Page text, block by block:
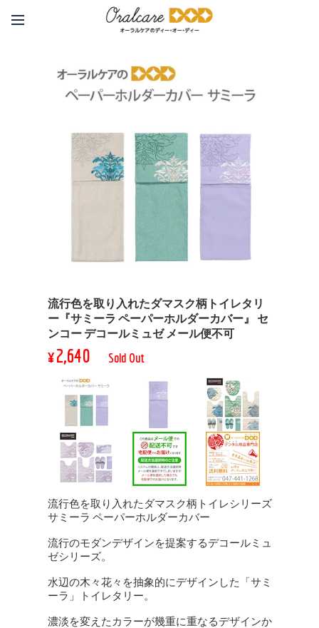
流行色を取り入れたダマスク柄トイレタリ
ー『サミーラ ペーパーホルダーカバー』 セ
ンコー デコールミュゼ メール便不可
¥2,640 Sold Out
流行色を取り入れたダマスク柄トイレシリーズ
サミーラ ペーパーホルダーカバー
流行のモダンデザインを提案するデコールミュ
ゼシリーズ。
水辺の木々花々を抽象的にデザインした「サミ
ーラ」トイレタリー。
濃淡を変えたカラーが幾重に重なるデザインか